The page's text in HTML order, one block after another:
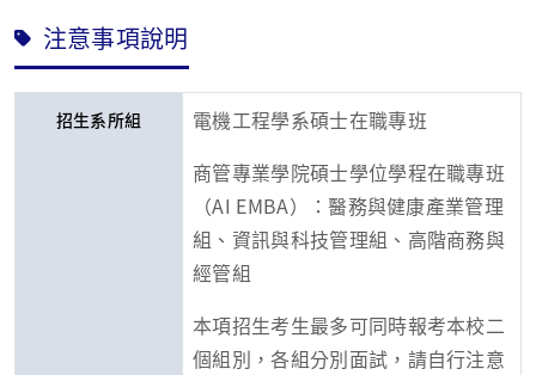
注意事項說明
招生系所組
電機工程學系碩士在職專班
商管專業學院碩士學位學程在職專班
（AI EMBA）：醫務與健康產業管理
組、資訊與科技管理組、高階商務與
經管組
本項招生考生最多可同時報考本校二
個組別，各組分別面試，請自行注意